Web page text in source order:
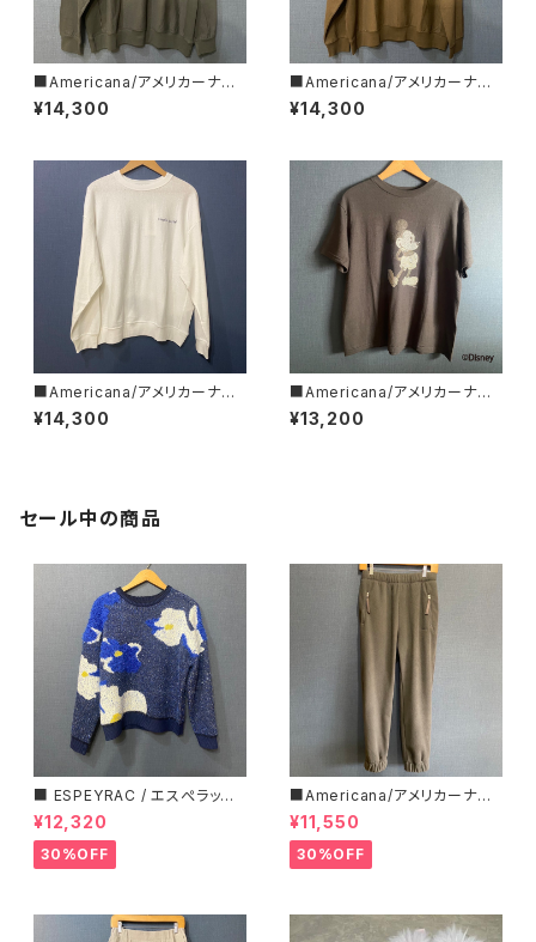
■Americana/アメリカーナ■
リバースウィーブ L/S T■BRF-
752A/2■
¥14,300
■Americana/アメリカーナ■
リバースウィーブ L/S T■BRF-
752A/３■
¥14,300
■Americana/アメリカーナ■
リバースウィーブ L/S T■BRF-
752A/1■
¥14,300
■Americana/アメリカーナ■
Mickey Mouse/ミッキーマウ
ス/プリントT■BRF-789A/3■
¥13,200
セール中の商品
■ ESPEYRAC / エスぺラック
■ フラワーモチーフニット■YE
LLOW & NAVY■ 超カワイイ！
¥12,320
30%OFF
■Americana/アメリカーナ■
マイクロフリース・イージーパン
ツ■
¥11,550
30%OFF